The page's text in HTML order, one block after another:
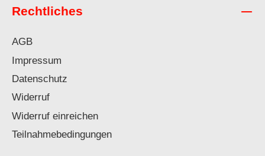
Rechtliches
AGB
Impressum
Datenschutz
Widerruf
Widerruf einreichen
Teilnahmebedingungen